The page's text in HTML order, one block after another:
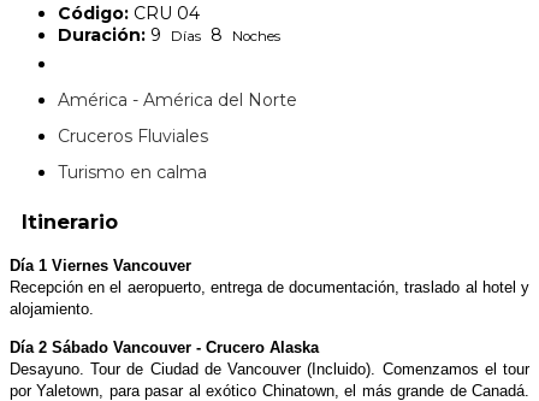
Código: CRU 04
Duración: 9 Días 8 Noches
América - América del Norte
Cruceros Fluviales
Turismo en calma
Itinerario
Día 1 Viernes Vancouver
Recepción en el aeropuerto, entrega de documentación, traslado al hotel y
alojamiento.
Día 2 Sábado Vancouver - Crucero Alaska
Desayuno. Tour de Ciudad de Vancouver (Incluido). Comenzamos el tour
por Yaletown, para pasar al exótico Chinatown, el más grande de Canadá.